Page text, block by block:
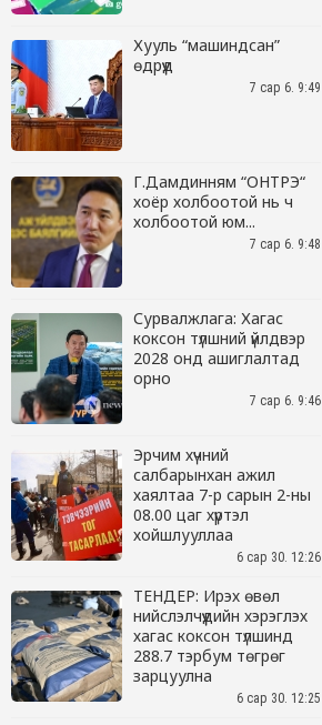
Хууль “машиндсан”
өдрүүд
7 сар 6. 9:49
Г.Дамдинням “ОНТРЭ“
хоёр холбоотой нь ч
холбоотой юм...
7 сар 6. 9:48
Сурвалжлага: Хагас
коксон түлшний үйлдвэр
2028 онд ашиглалтад
орно
7 сар 6. 9:46
Эрчим хүчний
салбарынхан ажил
хаялтаа 7-р сарын 2-ны
08.00 цаг хүртэл
хойшлууллаа
6 сар 30. 12:26
ТЕНДЕР: Ирэх өвөл
нийслэлчүүдийн хэрэглэх
хагас коксон түлшинд
288.7 тэрбум төгрөг
зарцуулна
6 сар 30. 12:25